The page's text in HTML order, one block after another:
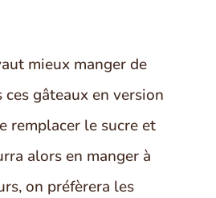
mieux manger de
gâteaux en version
remplacer le sucre et
alors en manger à
on préfèrera les